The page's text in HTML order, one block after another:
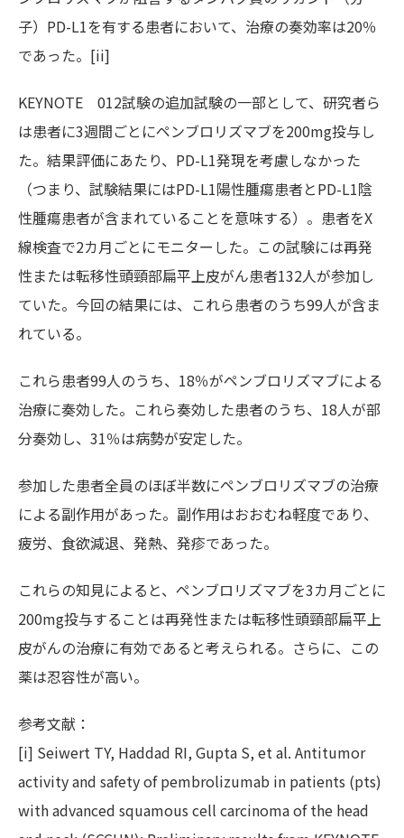
子）PD-L1を有する患者において、治療の奏効率は20％
であった。[ii]
KEYNOTE 012試験の追加試験の一部として、研究者ら
は患者に3週間ごとにペンブロリズマブを200mg投与し
た。結果評価にあたり、PD-L1発現を考慮しなかった
（つまり、試験結果にはPD-L1陽性腫瘍患者とPD-L1陰
性腫瘍患者が含まれていることを意味する）。患者をX
線検査で2カ月ごとにモニターした。この試験には再発
性または転移性頭頸部扁平上皮がん患者132人が参加し
ていた。今回の結果には、これら患者のうち99人が含ま
れている。
これら患者99人のうち、18％がペンブロリズマブによる
治療に奏効した。これら奏効した患者のうち、18人が部
分奏効し、31％は病勢が安定した。
参加した患者全員のほぼ半数にペンブロリズマブの治療
による副作用があった。副作用はおおむね軽度であり、
疲労、食欲減退、発熱、発疹であった。
これらの知見によると、ペンブロリズマブを3カ月ごとに
200mg投与することは再発性または転移性頭頸部扁平上
皮がんの治療に有効であると考えられる。さらに、この
薬は忍容性が高い。
参考文献：
[i] Seiwert TY, Haddad RI, Gupta S, et al. Antitumor
activity and safety of pembrolizumab in patients (pts)
with advanced squamous cell carcinoma of the head